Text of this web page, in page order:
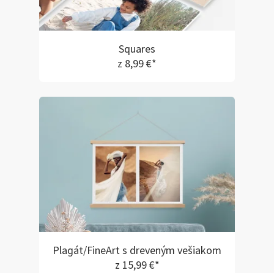
Squares
z 8,99 €*
Plagát/FineArt s dreveným vešiakom
z 15,99 €*